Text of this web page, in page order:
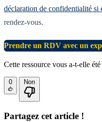
déclaration de confidentialité si
rendez-vous.
Prendre un RDV avec un
Cette ressource vous a-t-elle
0
Partagez cet article !